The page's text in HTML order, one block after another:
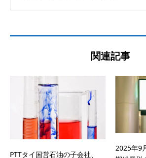
関連記事
PTTタイ国営石油の子会社、
2025年9